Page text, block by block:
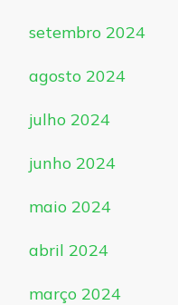
setembro 2024
agosto 2024
julho 2024
junho 2024
maio 2024
abril 2024
março 2024